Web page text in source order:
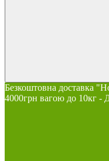
Безкоштовна доставка
4000грн вагою до 10кг -